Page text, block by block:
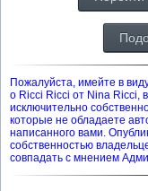
Пожалуйста, имейте в
о Ricci Ricci от Nina Ricci,
исключительно
которые не обладаете
написанного вами.
собственностью
совпадать с мнением